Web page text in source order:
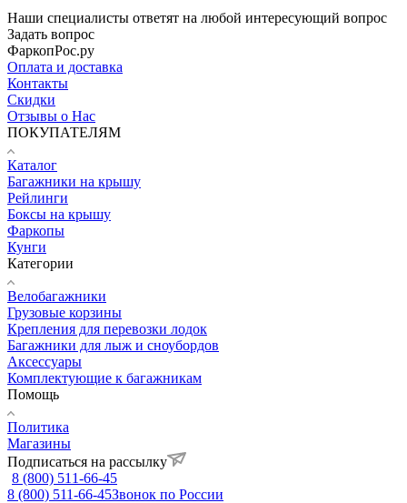
Наши специалисты ответят на любой интересующий вопрос
Задать вопрос
ФаркопРос.ру
Оплата и доставка
Контакты
Скидки
Отзывы о Нас
ПОКУПАТЕЛЯМ
Каталог
Багажники на крышу
Рейлинги
Боксы на крышу
Фаркопы
Кунги
Категории
Велобагажники
Грузовые корзины
Крепления для перевозки лодок
Багажники для лыж и сноубордов
Аксессуары
Комплектующие к багажникам
Помощь
Политика
Магазины
Подписаться на рассылку
8 (800) 511-66-45
8 (800) 511-66-45Звонок по России